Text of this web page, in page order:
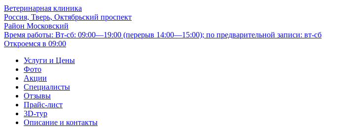
Ветеринарная клиника
Россия, Тверь, Октябрьский проспект
Район Московский
Время работы: Вт-сб: 09:00—19:00 (перерыв 14:00—15:00); по предварительной записи: вт-сб
Откроемся в 09:00
Услуги и Цены
Фото
Акции
Специалисты
Отзывы
Прайс-лист
3D-тур
Описание и контакты